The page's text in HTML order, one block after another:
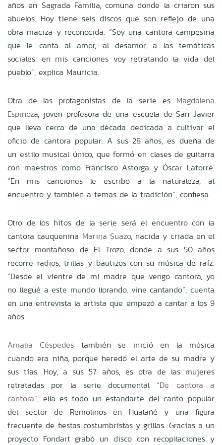
años en Sagrada Familia, comuna donde la criaron sus
abuelos. Hoy tiene seis discos que son reflejo de una
obra maciza y reconocida. “Soy una cantora campesina
que le canta al amor, al desamor, a las temáticas
sociales; en mis canciones voy retratando la vida del
pueblo”, explica Mauricia.
Otra de las protagonistas de la serie es Magdalena
Espinoza, joven profesora de una escuela de San Javier
que lleva cerca de una década dedicada a cultivar el
oficio de cantora popular. A sus 28 años, es dueña de
un estilo musical único, que formó en clases de guitarra
con maestros como Francisco Astorga y Óscar Latorre.
“En mis canciones le escribo a la naturaleza, al
encuentro y también a temas de la tradición”, confiesa.
Otro de los hitos de la serie será el encuentro con la
cantora cauquenina Marina Suazo, nacida y criada en el
sector montañoso de El Trozo, donde a sus 50 años
recorre radios, trillas y bautizos con su música de raíz:
“Desde el vientre de mi madre que vengo cantora, yo
no llegué a este mundo llorando, vine cantando”, cuenta
en una entrevista la artista que empezó a cantar a los 9
años.
Amalia Céspedes también se inició en la música
cuando era niña, porque heredó el arte de su madre y
sus tías. Hoy, a sus 57 años, es otra de las mujeres
retratadas por la serie documental “De cantora a
cantora”, ella es todo un estandarte del canto popular
del sector de Remolinos en Hualañé y una figura
frecuente de fiestas costumbristas y grillas. Gracias a un
proyecto Fondart grabó un disco con recopilaciones y